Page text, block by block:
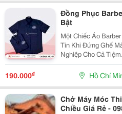
Đồng Phục
Bật
Một Chiếc Áo
Tin Khi Đứng Ghế
Nghiệp Cho Cả Tiệm. Mẫu Áo Barber Kaki Thun Tại
Đồng Phục Jk Được
Vải Dày Dặn
190.000₫ Hồ Chí
Chở Máy Móc
Chiều Giá Rẻ -